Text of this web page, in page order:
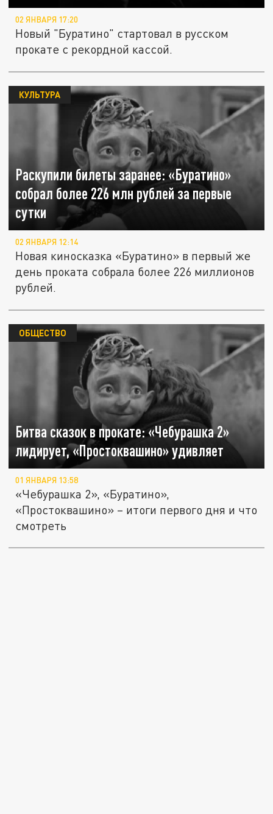
02 ЯНВАРЯ 17:20
Новый "Буратино" стартовал в русском
прокате с рекордной кассой.
Раскупили билеты заранее: «Буратино»
собрал более 226 млн рублей за первые
сутки
КУЛЬТУРА
02 ЯНВАРЯ 12:14
Новая киносказка «Буратино» в первый же
день проката собрала более 226 миллионов
рублей.
Битва сказок в прокате: «Чебурашка 2»
лидирует, «Простоквашино» удивляет
ОБЩЕСТВО
01 ЯНВАРЯ 13:58
«Чебурашка 2», «Буратино»,
«Простоквашино» – итоги первого дня и что
смотреть